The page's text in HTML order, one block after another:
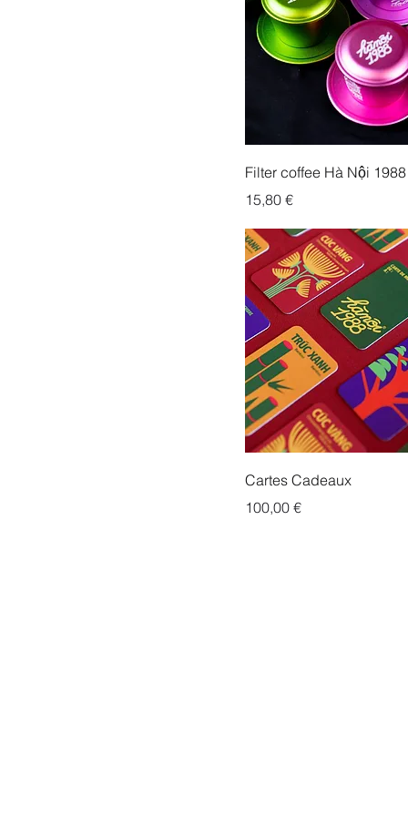
Filter coffee Hà Nội 1988
Prix
15,80 €
Cartes Cadeaux
Prix
100,00 €